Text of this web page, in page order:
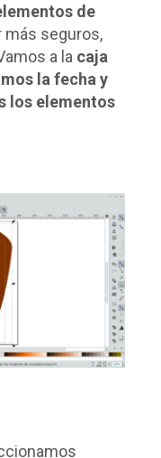
de
más seguros,
a la caja
la fecha y
los elementos